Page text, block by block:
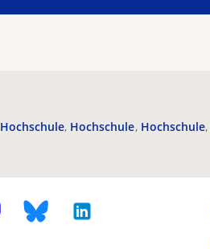
Hochschule Hochschule Hochschule